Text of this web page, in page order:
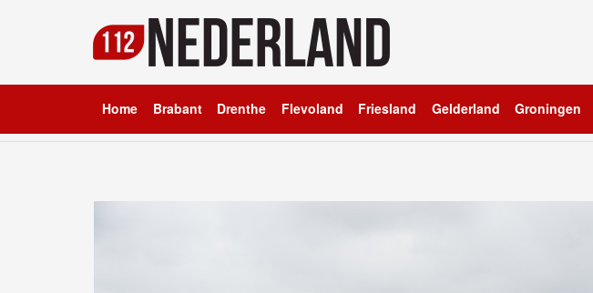
Home Brabant Drenthe Flevoland Friesland Gelderland Groningen